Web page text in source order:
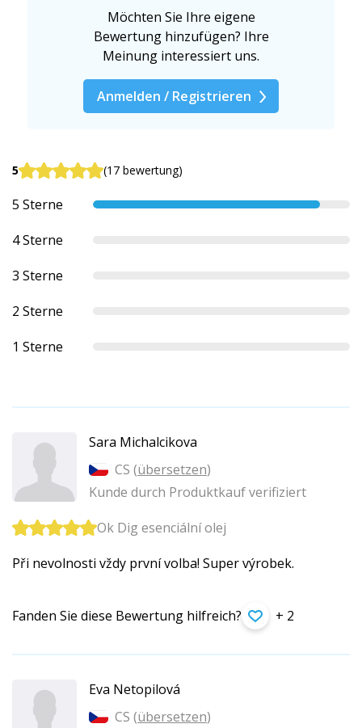
Möchten Sie Ihre eigene
Bewertung hinzufügen? Ihre
Meinung interessiert uns.
Anmelden / Registrieren
5 (17 bewertung)
5 Sterne
4 Sterne
3 Sterne
2 Sterne
1 Sterne
Sara Michalcikova
CS (übersetzen)
Kunde durch Produktkauf verifiziert
Ok Dig esenciální olej
Při nevolnosti vždy první volba! Super výrobek.
Fanden Sie diese Bewertung hilfreich? + 2
Eva Netopilová
CS (übersetzen)